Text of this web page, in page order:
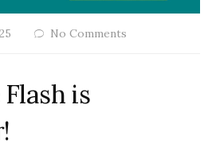
No Comments
is